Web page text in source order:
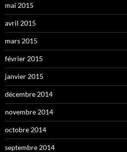
mai 2015
avril 2015
mars 2015
février 2015
janvier 2015
décembre 2014
novembre 2014
octobre 2014
septembre 2014